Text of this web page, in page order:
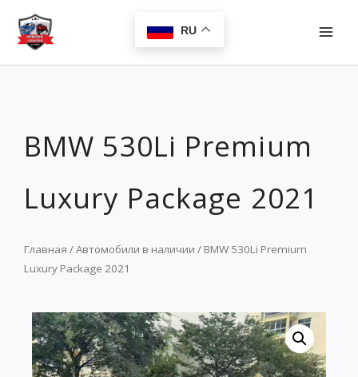
Перейти
содержимому
RU
BMW 530Li Premium
Luxury Package 2021
Главная /Автомобили в наличии / BMW 530Li Premium
Luxury Package 2021